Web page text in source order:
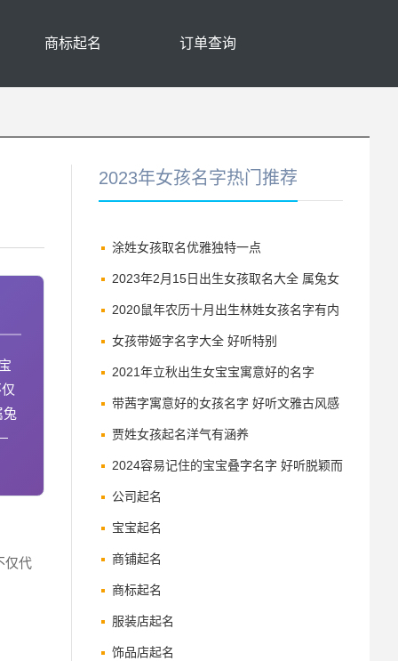
商标起名 订单查询
兔
仅代
2023年女孩名字热门推荐
涂姓女孩取名优雅独特一点
2023年2月15日出生女孩取名大全 属兔女
宝宝吉利名字
2020鼠年农历十月出生林姓女孩名字有内
涵有诗意
女孩带姬字名字大全 好听特别
2021年立秋出生女宝宝寓意好的名字
带茜字寓意好的女孩名字 好听文雅古风感
贾姓女孩起名洋气有涵养
2024容易记住的宝宝叠字名字 好听脱颖而
出的宝宝起名大全
公司起名
宝宝起名
商铺起名
商标起名
服装店起名
饰品店起名